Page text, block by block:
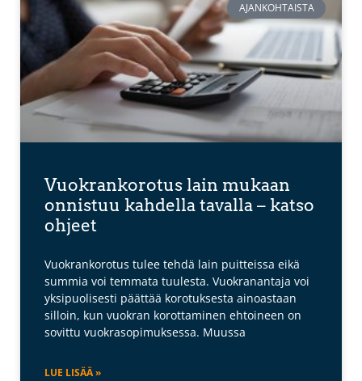
AJANKOHTAISTA
Vuokrankorotus lain mukaan
onnistuu kahdella tavalla – katso
ohjeet
Vuokrankorotus tulee tehdä lain puitteissa eikä
summia voi temmata tuulesta. Vuokranantaja voi
yksipuolisesti päättää korotuksesta ainoastaan
silloin, kun vuokran korottaminen ehtoineen on
sovittu vuokrasopimuksessa. Muussa
LUE LISÄÄ »